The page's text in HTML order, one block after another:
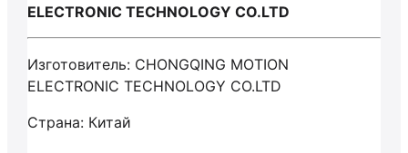
ELECTRONIC TECHNOLOGY CO.LTD
Изготовитель: CHONGQING MOTION
ELECTRONIC TECHNOLOGY CO.LTD
Страна: Китай